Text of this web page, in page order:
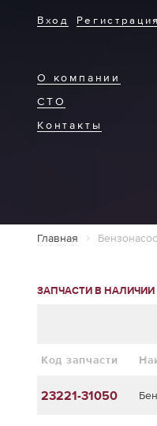
О компании
СТО
Контакты
Вход
Главная
ЗАПЧАСТИ В НАЛИЧИИ
Код запчасти
23221-31050